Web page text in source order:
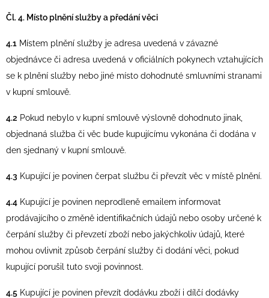
Čl. 4. Místo plnění služby a předání věci
4.1 Místem plnění služby je adresa uvedená v závazné
objednávce či adresa uvedená v oficiálních pokynech vztahujících
se k plnění služby nebo jiné místo dohodnuté smluvními stranami
v kupní smlouvě.
4.2 Pokud nebylo v kupní smlouvě výslovně dohodnuto jinak,
objednaná služba či věc bude kupujícímu vykonána či dodána v
den sjednaný v kupní smlouvě.
4.3 Kupující je povinen čerpat službu či převzít věc v místě plnění.
4.4 Kupující je povinen neprodleně emailem informovat
prodávajícího o změně identifikačních údajů nebo osoby určené k
čerpání služby či převzetí zboží nebo jakýchkoliv údajů, které
mohou ovlivnit způsob čerpání služby či dodání věci, pokud
kupující porušil tuto svoji povinnost.
4.5 Kupující je povinen převzít dodávku zboží i dílčí dodávky